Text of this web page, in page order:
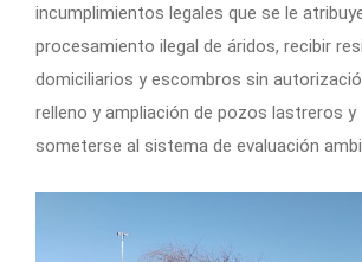
incumplimientos legales que se le
procesamiento ilegal de áridos, recibir
domiciliarios y escombros sin
relleno y ampliación de pozos lastreros
someterse al sistema de evaluación